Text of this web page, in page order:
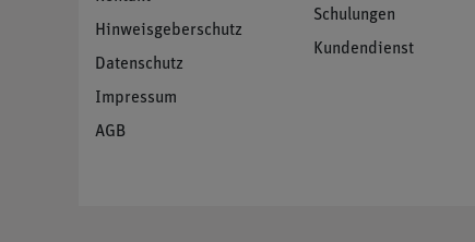
Hinweisgeberschutz
Datenschutz
Impressum
AGB
Schulungen
Kundendienst